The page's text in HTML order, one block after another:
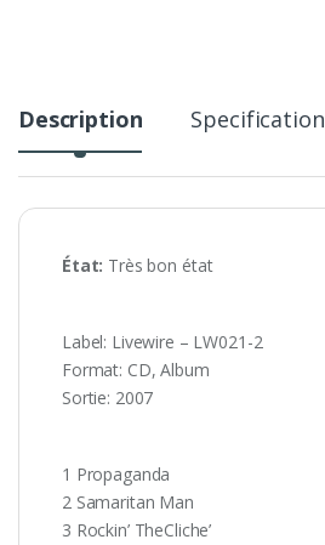
Description Specification
État: Trèsbon état
Label: Livewire – LW021-2
Format: CD, Album
Sortie: 2007
1 Propaganda
2 Samaritan Man
3 Rockin’ TheCliche’